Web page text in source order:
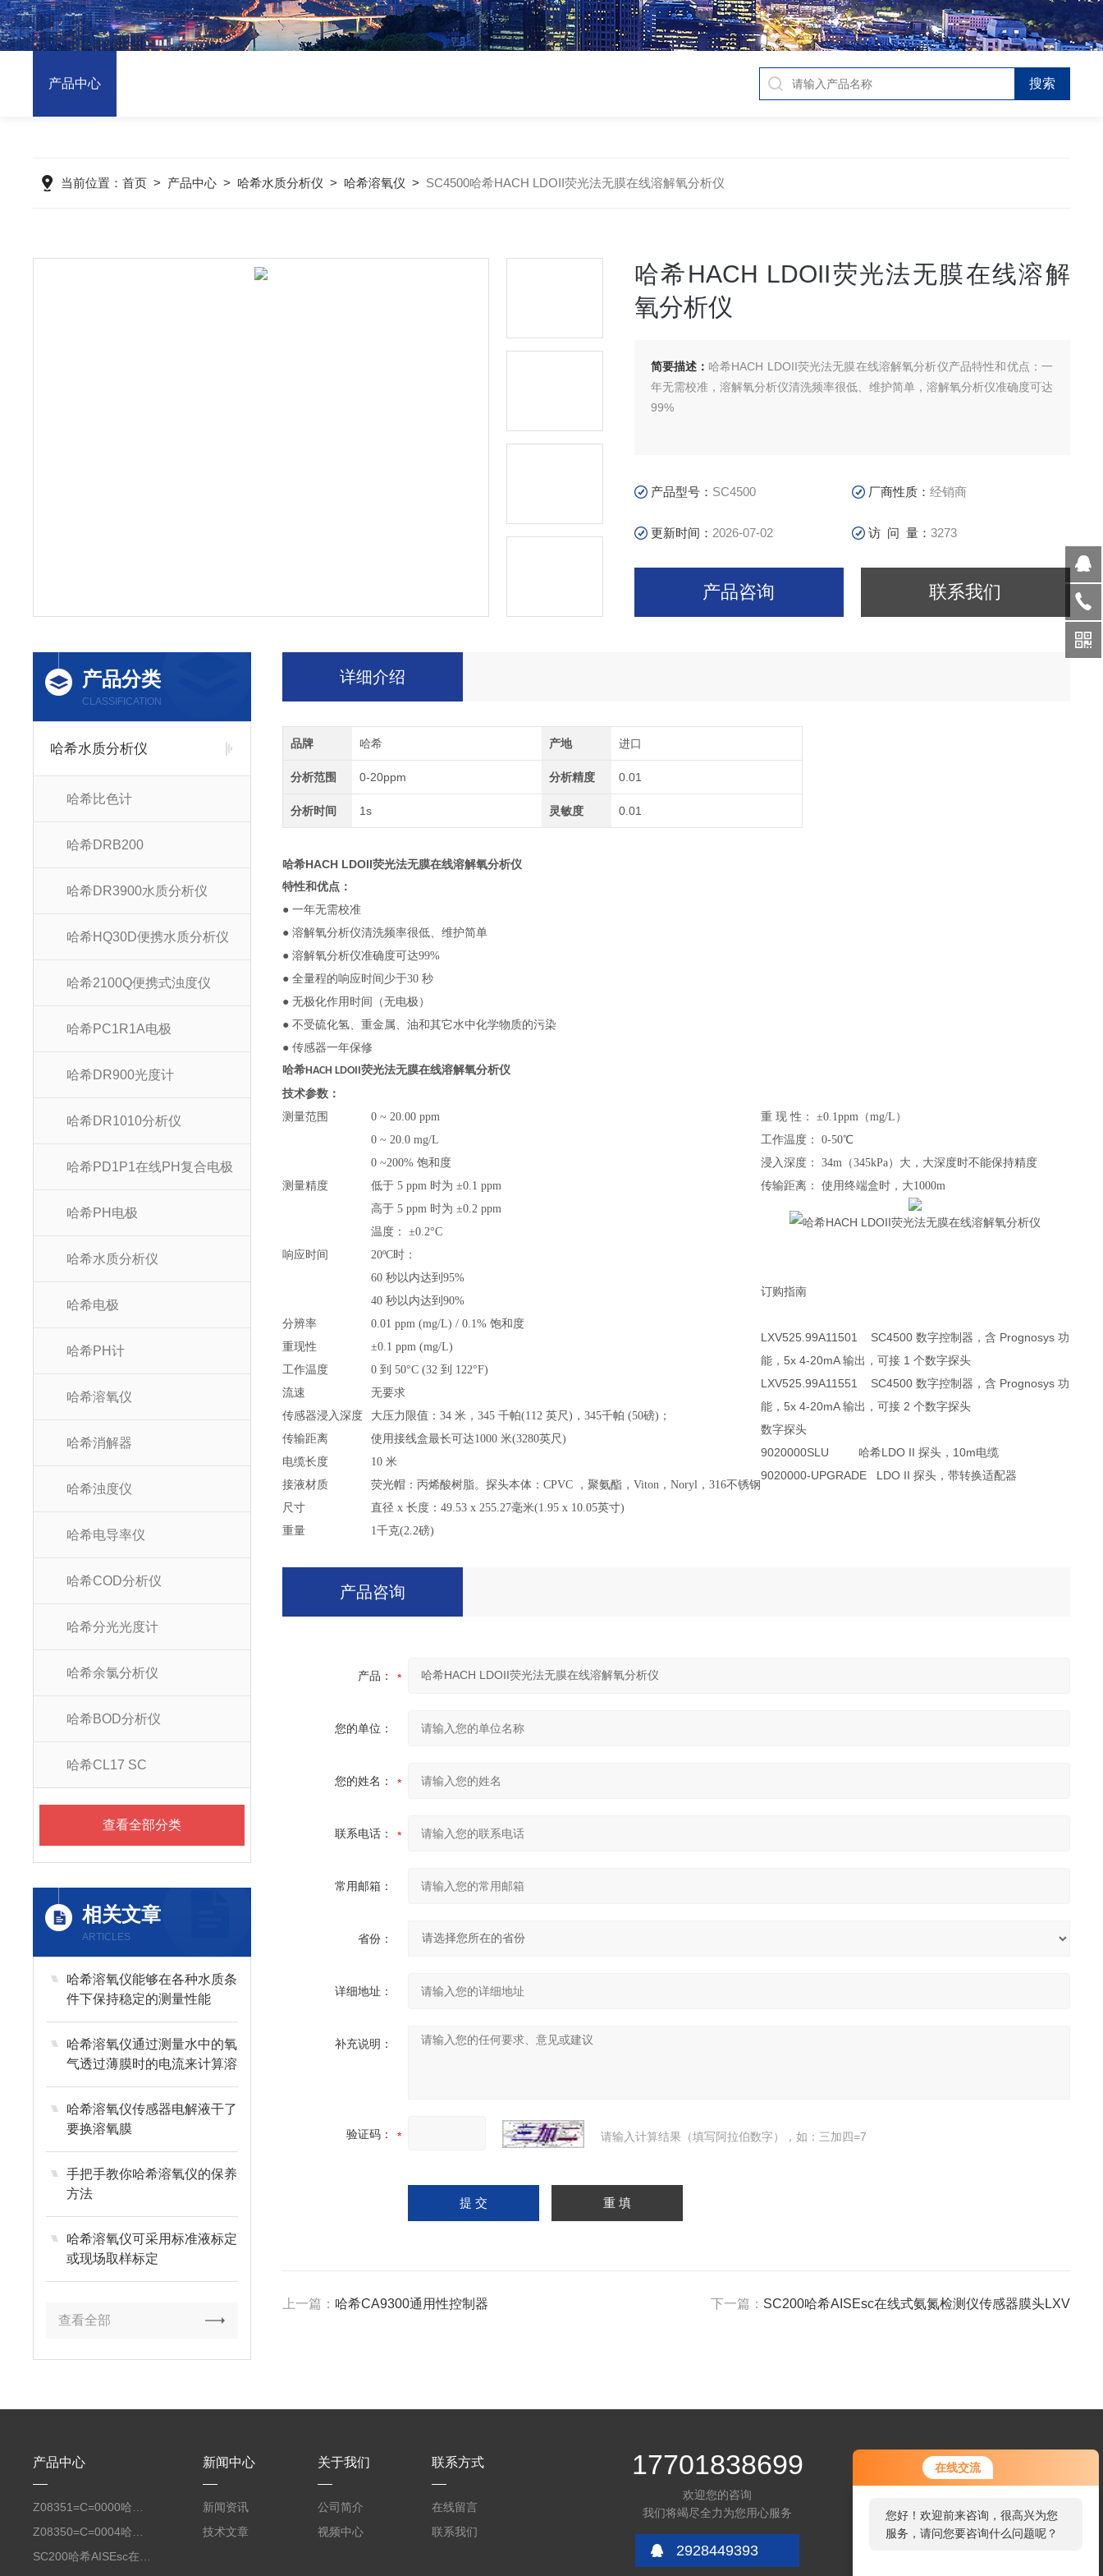
在线交流
您好！欢迎前来咨询，很高兴为您
服务，请问您要咨询什么问题呢？
产品中心
当前位置：首页 > 产品中心 > 哈希水质分析仪 > 哈希溶氧仪 > SC4500哈希HACH LDOII荧光法无膜在线溶解氧分析仪
哈希HACH LDOII荧光法无膜在线溶解
氧分析仪
简要描述： 哈希HACH LDOII荧光法无膜在线溶解氧分析仪产品特性和优点：一
年无需校准，溶解氧分析仪清洗频率很低、维护简单，溶解氧分析仪准确度可达
99%
产品型号： SC4500 厂商性质：经销商
更新时间： 2026-07-02 访 问 量：3273
产品咨询 联系我们
产品分类
CLASSIFICATION
哈希水质分析仪
哈希比色计
哈希DRB200
哈希DR3900水质分析仪
哈希HQ30D便携水质分析仪
哈希2100Q便携式浊度仪
哈希PC1R1A电极
哈希DR900光度计
哈希DR1010分析仪
哈希PD1P1在线PH复合电极
哈希PH电极
哈希水质分析仪
哈希电极
哈希PH计
哈希溶氧仪
哈希消解器
哈希浊度仪
哈希电导率仪
哈希COD分析仪
哈希分光光度计
哈希余氯分析仪
哈希BOD分析仪
哈希CL17 SC
查看全部分类
相关文章
ARTICLES
哈希溶氧仪能够在各种水质条
件下保持稳定的测量性能
哈希溶氧仪通过测量水中的氧
气透过薄膜时的电流来计算溶
解氧浓度
哈希溶氧仪传感器电解液干了
要换溶氧膜
手把手教你哈希溶氧仪的保养
方法
哈希溶氧仪可采用标准液标定
或现场取样标定
查看全部
详细介绍
品牌 哈希 产地 进口
分析范围 0-20ppm 分析精度 0.01
分析时间 1s 灵敏度 0.01
哈希HACH LDOII荧光法无膜在线溶解氧分析仪
特性和优点：
● 一年无需校准
● 溶解氧分析仪清洗频率很低、维护简单
● 溶解氧分析仪准确度可达99%
● 全量程的响应时间少于30 秒
● 无极化作用时间（无电极）
● 不受硫化氢、重金属、油和其它水中化学物质的污染
● 传感器一年保修
哈希HACH LDOII荧光法无膜在线溶解氧分析仪
技术参数：
测量范围
0 ~ 20.00 ppm
0 ~ 20.0 mg/L
0 ~200% 饱和度
测量精度
低于 5 ppm 时为 ±0.1 ppm
高于 5 ppm 时为 ±0.2 ppm
温度：
±0.2°C
响应时间
20ºC时：
60 秒以内达到 95%
40 秒以内达到 90%
分辨率
0.01 ppm (mg/L) / 0.1% 饱和度
重现性
±0.1 ppm (mg/L)
工作温度
0 到 50°C (32 到 122°F)
流速
无要求
传感器浸入深度
大压力限值： 34 米， 345 千帕(112 英尺) ， 345千帕 (50磅) ；
传输距离
使用接线盒最长可达1000 米(3280英尺)
电缆长度
10 米
接液材质
荧光帽：丙烯酸树脂。探头本体： CPVC ，聚氨酯， Viton， Noryl， 316不锈钢
尺寸
直径 x 长度： 49.53 x 255.27毫米(1.95 x 10.05英寸)
重量
1千克(2.2磅)
重 现 性：
±0.1ppm（mg/L）
工作温度：
0-50℃
浸入深度：
34m（345kPa）大，大深度时不能保持精度
传输距离：
使用终端盒时，大1000m
订购指南
LXV525.99A11501 SC4500 数字控制器，含 Prognosys 功
能，5x 4-20mA 输出，可接 1 个数字探头
LXV525.99A11551 SC4500 数字控制器，含 Prognosys 功
能，5x 4-20mA 输出，可接 2 个数字探头
数字探头
9020000SLU 哈希LDO II 探头，10m电缆
9020000-UPGRADE LDO II 探头，带转换适配器
产品咨询
产品：
您的单位：
您的姓名：
联系电话：
常用邮箱：
省份：
详细地址：
补充说明：
验证码： 请输入计算结果（填写阿拉伯数字），如：三加四=7
上一篇： 哈希CA9300通用性控制器 下一篇： SC200哈希AISEsc在线式氨氮检测仪传感器膜头LXV
产品中心 新闻中心
新闻资讯
技术文章
关于我们
公司简介
视频中心
联系方式
在线留言
联系我们
17701838699
欢迎您的咨询
我们将竭尽全力为您用心服务
2928449393